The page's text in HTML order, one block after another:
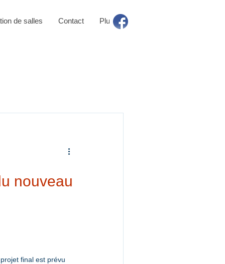
de salles Contact Plus
nouveau
final est prévu